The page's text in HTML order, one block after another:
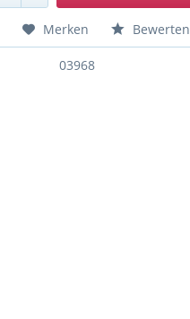
Merken Bewerten
03968